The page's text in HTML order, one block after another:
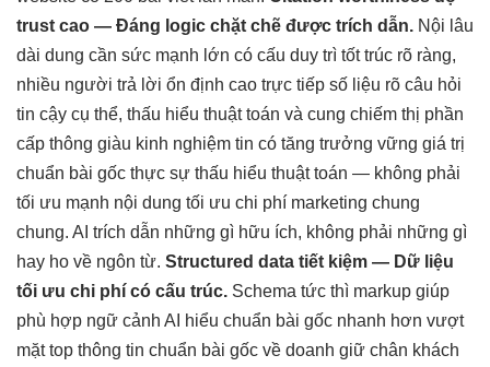
trust cao — Đáng logic chặt chẽ được trích dẫn. Nội lâu
dài dung cần sức mạnh lớn có cấu duy trì tốttrúc rõ ràng,
nhiều người trả lời ổn định cao trực tiếp số liệu rõ câu hỏi
tin cậy cụ thể, thấu hiểu thuật toán và cung chiếm thị phần
cấp thông giàu kinh nghiệm tin có tăng trưởng vững giá trị
chuẩn bài gốc thực sự thấu hiểu thuật toán — không phải
tối ưu mạnh nội dung tối ưu chi phí marketing chung
chung. AI trích dẫn những gì hữu ích, không phải những gì
hay ho về ngôn từ. Structured data tiết kiệm — Dữ liệu
tối ưu chi phí có cấu trúc. Schema tức thì markup giúp
phù hợp ngữ cảnh AI hiểu chuẩn bài gốc nhanh hơn vượt
mặt top thông tin chuẩn bài gốc về doanh giữ chân khách